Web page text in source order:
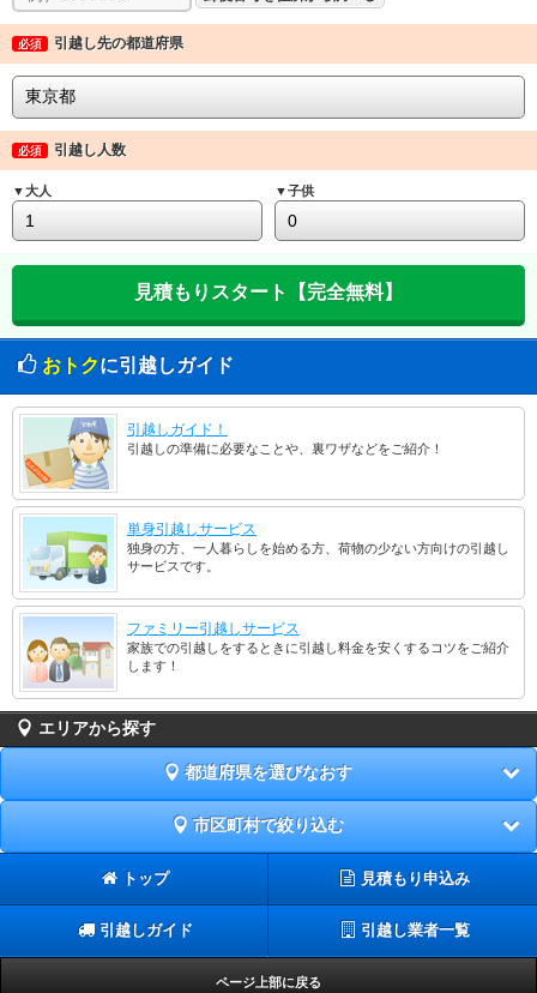
必須 引越し先の都道府県
必須 引越し人数
▼大人 ▼子供
おトクに引越しガイド
引越しガイド！
引越しの準備に必要なことや、裏ワザなどをご紹介！
単身引越しサービス
独身の方、一人暮らしを始める方、荷物の少ない方向けの引越し
サービスです。
ファミリー引越しサービス
家族での引越しをするときに引越し料金を安くするコツをご紹介
します！
エリアから探す
都道府県を選びなおす
市区町村で絞り込む
トップ 見積もり申込み
引越しガイド 引越し業者一覧
ページ上部に戻る